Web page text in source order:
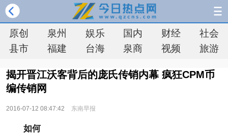
原创 泉州 娱乐 国内 财经
社会
县市
福建 台海 泉商 视频 旅游
揭开晋江沃客背后的庞氏传销内幕 疯狂CPM币
编传销网
2016-07-12 08:47:42 东南早报
如何